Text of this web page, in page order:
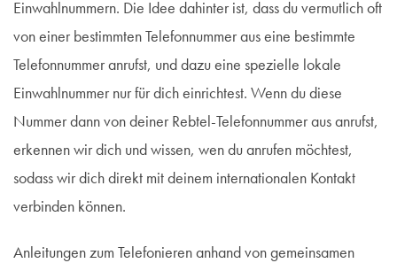
Einwahlnummern. Die Idee dahinter ist, dass du vermutlich oft
von einer bestimmten Telefonnummer aus eine bestimmte
Telefonnummer anrufst, und dazu eine spezielle lokale
Einwahlnummer nur für dich einrichtest. Wenn du diese
Nummer dann von deiner Rebtel-Telefonnummer aus anrufst,
erkennen wir dich und wissen, wen du anrufen möchtest,
sodass wir dich direkt mit deinem internationalen Kontakt
verbinden können.
Anleitungen zum Telefonieren anhand von gemeinsamen